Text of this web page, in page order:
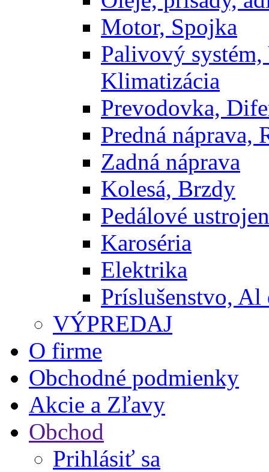
Motor, Spojka
Palivový
Klimatizácia
Prevodovka,
Predná náprava,
Zadná náprava
Kolesá, Brzdy
Pedálové
Karoséria
Elektrika
Príslušenstvo, Al
VÝPREDAJ
O firme
Obchodné podmienky
Akcie a Zľavy
Obchod
Prihlásiť sa